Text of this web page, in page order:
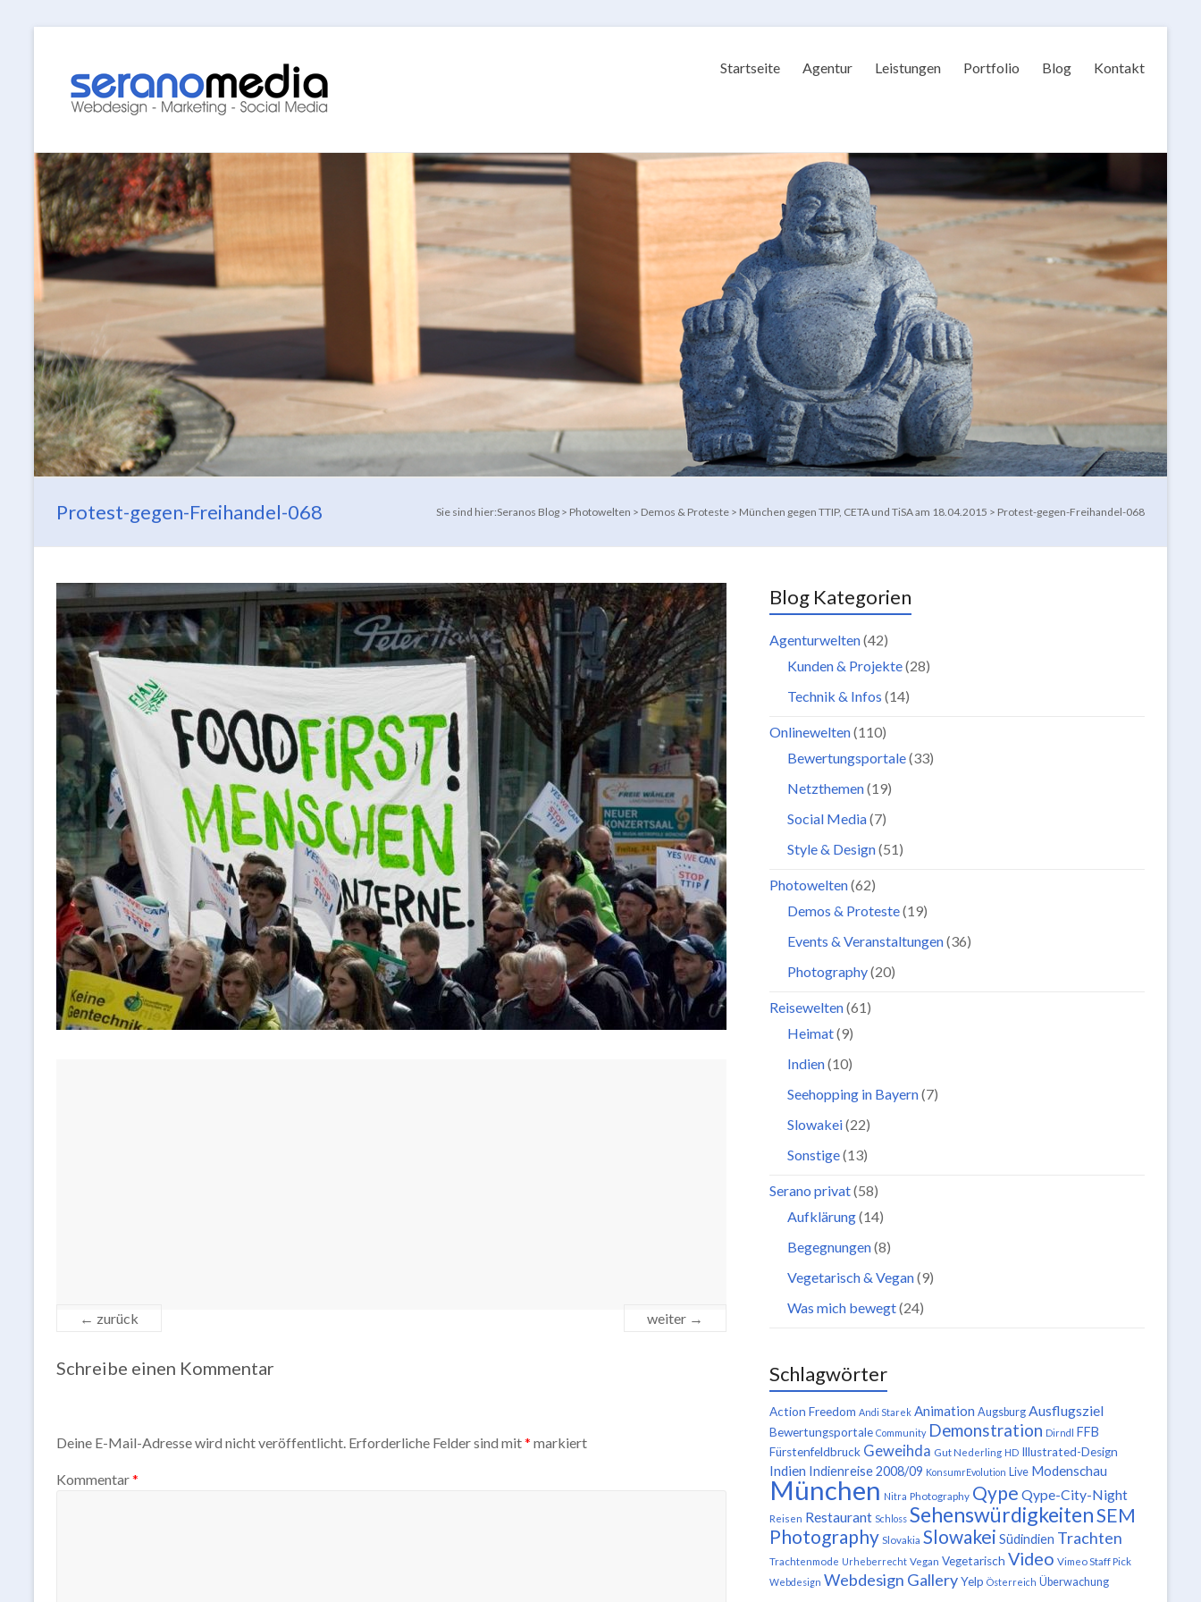
Startseite Agentur Leistungen Portfolio Blog Kontakt
Protest-gegen-Freihandel-068 Sie sind hier:Seranos Blog > Photowelten > Demos & Proteste > München gegen TTIP, CETA und TiSA am 18.04.2015 > Protest-gegen-Freihandel-068
← zurück weiter →
Schreibe einen Kommentar
Deine E-Mail-Adresse wird nicht veröffentlicht. Erforderliche Felder sind mit* markiert
Kommentar*
Blog Kategorien
Agenturwelten(42)
Kunden & Projekte(28)
Technik & Infos (14)
Onlinewelten(110)
Bewertungsportale(33)
Netzthemen(19)
Social Media(7)
Style & Design(51)
Photowelten(62)
Demos & Proteste(19)
Events & Veranstaltungen(36)
Photography(20)
Reisewelten(61)
Heimat(9)
Indien(10)
Seehopping in Bayern(7)
Slowakei(22)
Sonstige(13)
Serano privat(58)
Aufklärung(14)
Begegnungen(8)
Vegetarisch & Vegan(9)
Was mich bewegt(24)
Schlagwörter
Action Freedom Andi Starek Animation Augsburg Ausflugsziel
Bewertungsportale Community Demonstration Dirndl FFB
Fürstenfeldbruck Geweihda Gut Nederling HD Illustrated-Design
Indien Indienreise 2008/09 KonsumrEvolution Live Modenschau
München Nitra Photography Qype Qype-City-Night
Reisen Restaurant Schloss SehenswürdigkeitenSEM
Photography Slovakia Slowakei Südindien Trachten
Trachtenmode Urheberrecht Vegan Vegetarisch Video Vimeo Staff Pick
Webdesign Webdesign GalleryYelp Österreich Überwachung